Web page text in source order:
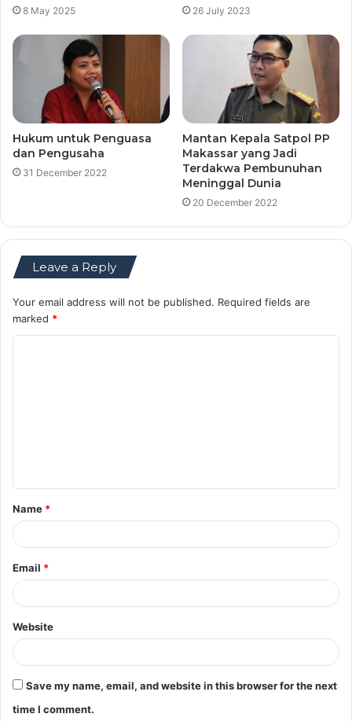
8 May 2025 26 July 2023
Hukum untuk Penguasa
dan Pengusaha
31 December 2022
Mantan Kepala Satpol PP
Makassar yang Jadi
Terdakwa Pembunuhan
Meninggal Dunia
20 December 2022
Leave a Reply
Your email address will not be published. Required fields are
marked *
t
*
Name *
Email *
Website
Save my name, email, and website in this browser for the next
time I comment.